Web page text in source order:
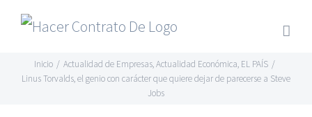
Skip
content
Inicio / Actualidad de Empresas,Actualidad Económica, EL PAÍS /
Linus Torvalds, el genio con carácter que quiere dejar de parecerse a Steve
Jobs